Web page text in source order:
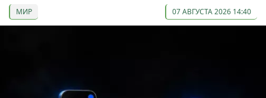
МИР 07 АВГУСТА 2026 14:40